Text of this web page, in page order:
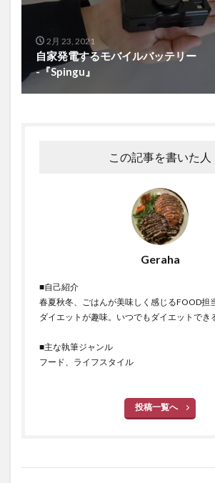
2月 23, 2021
自家発電するモバイルバッテリー
-『Spingu』
この記事を書いた人
Geraha
■自己紹介
春夏秋冬、ごはんが美味しく感じるFOOD担
ダイエットが趣味。いつでもダイエットでき
■主な執筆ジャンル
フード、ライフスタイル
投稿一覧へ